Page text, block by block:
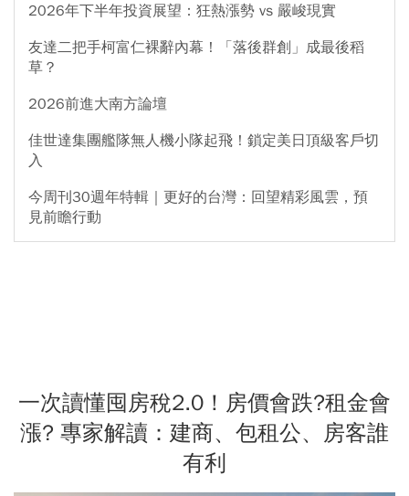
2026年下半年投資展望：狂熱漲勢 vs 嚴峻現實
友達二把手柯富仁裸辭內幕！「落後群創」成最後稻
草？
2026前進大南方論壇
佳世達集團艦隊無人機小隊起飛！鎖定美日頂級客戶切
入
今周刊30週年特輯｜更好的台灣：回望精彩風雲，預
見前瞻行動
一次讀懂囤房稅2.0！房價會跌?租金會
漲? 專家解讀：建商、包租公、房客誰
有利